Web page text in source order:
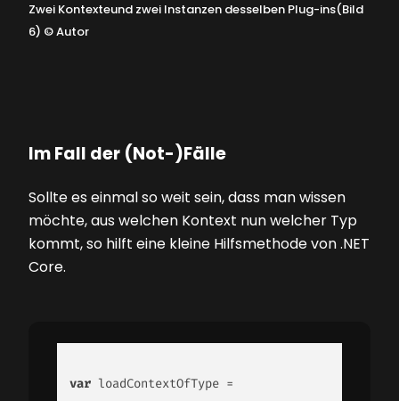
Zwei Kontexteund zwei Instanzen desselben Plug-ins(Bild
6) ©Autor
Im Fall der (Not-)Fälle
Sollte es einmal so weit sein, dass man wissen
möchte, aus welchen Kontext nun welcher Typ
kommt, so hilft eine kleine Hilfsmethode von .NET
Core.
var loadContextOfType =